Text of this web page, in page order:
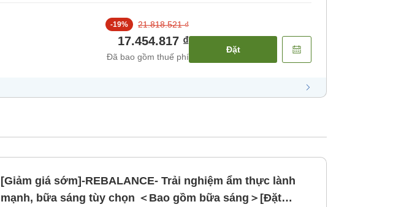
-19% 21.818.521 ₫
17.454.817 ₫
Đã bao gồm thuế phí
Đặt
[Giảm giá sớm]-REBALANCE- Trải nghiệm ẩm thực lành
mạnh, bữa sáng tùy chọn ＜Bao gồm bữa sáng＞[Đặt